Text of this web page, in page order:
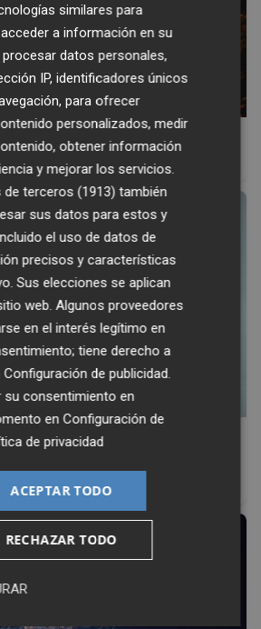
destino para 2026
similares para
a información en su
datos personales,
IP, identificadores únicos
para ofrecer
personalizados, medir
obtener información
y mejorar los servicios.
de terceros (1913) también
sus datos para estos y
el uso de datos de
precisos y características
Sus elecciones se aplican
web. Algunos proveedores
en el interés legítimo en
tiene derecho a
Configuración de publicidad
su consentimiento en
enConfiguración de
de privacidad
ACEPTAR TODO
RECHAZAR TODO